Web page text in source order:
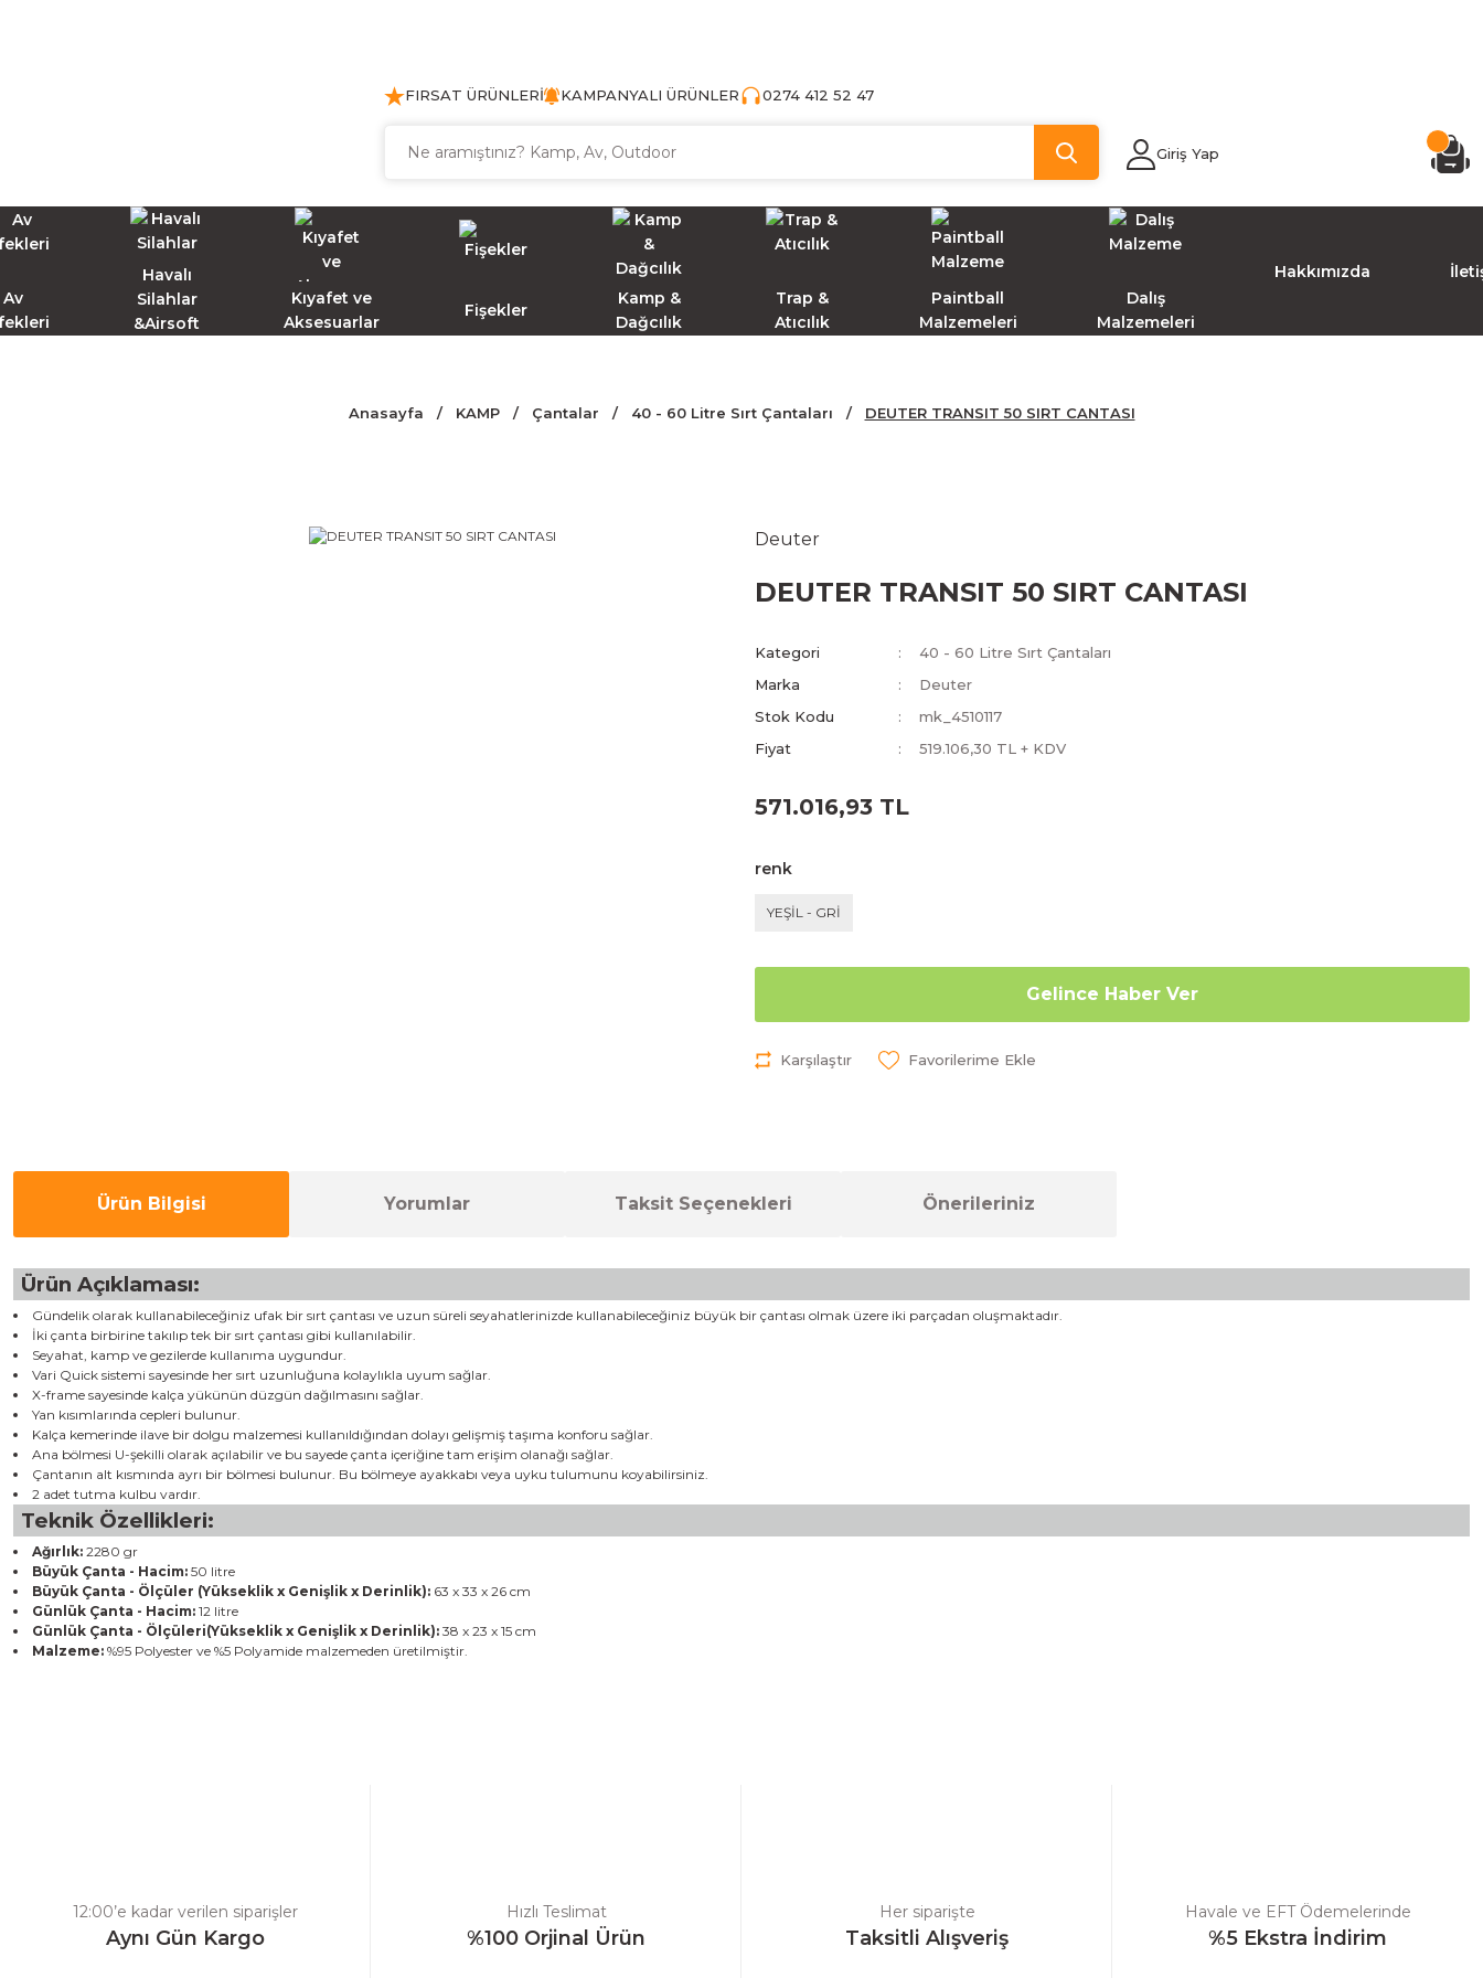
FIRSAT ÜRÜNLERİ KAMPANYALI ÜRÜNLER 0274 412 52 47
Giriş Yap
Av
Havalı
Silahlar
&Airsoft
Kıyafet ve
Aksesuarlar
Fişekler
Kamp &
Dağcılık
Trap &
Atıcılık
Paintball
Malzemeleri
Dalış
Malzemeleri
Hakkımızda
Anasayfa KAMP Çantalar 40 - 60 Litre Sırt Çantaları DEUTER TRANSIT 50 SIRT CANTASI
Deuter
DEUTER TRANSIT 50 SIRT CANTASI
Kategori
40 - 60 Litre Sırt Çantaları
Marka
Deuter
Stok Kodu
mk_4510117
Fiyat
519.106,30 TL + KDV
571.016,93 TL
renk
YEŞİL - GRİ
Gelince Haber Ver
Karşılaştır
Ürün Bilgisi Yorumlar Taksit Seçenekleri Önerileriniz
Ürün Açıklaması:
Gündelik olarak kullanabileceğiniz ufak bir sırt çantası ve uzun süreli seyahatlerinizde kullanabileceğiniz büyük bir çantası olmak üzere iki parçadan oluşmaktadır.
İki çanta birbirine takılıp tek bir sırt çantası gibi kullanılabilir.
Seyahat, kamp ve gezilerde kullanıma uygundur.
Vari Quick sistemi sayesinde her sırt uzunluğuna kolaylıkla uyum sağlar.
X-frame sayesinde kalça yükünün düzgün dağılmasını sağlar.
Yan kısımlarında cepleri bulunur.
Kalça kemerinde ilave bir dolgu malzemesi kullanıldığından dolayı gelişmiş taşıma konforu sağlar.
Ana bölmesi U-şekilli olarak açılabilir ve bu sayede çanta içeriğine tam erişim olanağı sağlar.
Çantanın alt kısmında ayrı bir bölmesi bulunur. Bu bölmeye ayakkabı veya uyku tulumunu koyabilirsiniz.
2 adet tutma kulbu vardır.
Teknik Özellikleri:
Ağırlık: 2280 gr
Büyük Çanta - Hacim: 50 litre
Büyük Çanta - Ölçüler (Yükseklik x Genişlik x Derinlik): 63 x 33 x 26 cm
Günlük Çanta - Hacim: 12 litre
Günlük Çanta - Ölçüleri(Yükseklik x Genişlik x Derinlik): 38 x 23 x 15 cm
Malzeme: %95 Polyester ve %5 Polyamide malzemeden üretilmiştir.
Ürün fiyatı diğer sitelerden daha pahalı.
Bu ürüne benzer farklı alternatifler olmalı.
12:00’e kadar verilen siparişler
Aynı Gün Kargo
Hızlı Teslimat
%100 Orjinal Ürün
Her siparişte
Taksitli Alışveriş
Havale ve EFT Ödemelerinde
%5 Ekstra İndirim